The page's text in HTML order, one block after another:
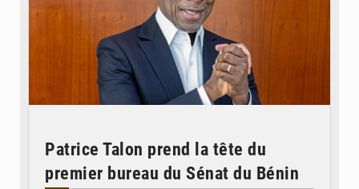
Patrice Talon prend la tête du
premier bureau du Sénat du Bénin